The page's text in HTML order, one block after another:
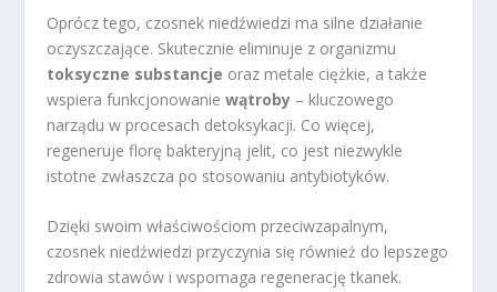
Oprócz tego, czosnek niedźwiedzi ma silne działanie
oczyszczające. Skutecznie eliminuje z organizmu
toksyczne substancje oraz metale ciężkie, a także
wspiera funkcjonowaniewątroby – kluczowego
narządu w procesach detoksykacji. Co więcej,
regeneruje florę bakteryjną jelit, co jest niezwykle
istotne zwłaszcza po stosowaniu antybiotyków.
Dzięki swoim właściwościom przeciwzapalnym,
czosnek niedźwiedzi przyczynia się również do lepszego
zdrowia stawów i wspomaga regenerację tkanek.